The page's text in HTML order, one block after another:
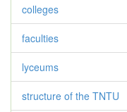
colleges
faculties
lyceums
structure of the TNTU